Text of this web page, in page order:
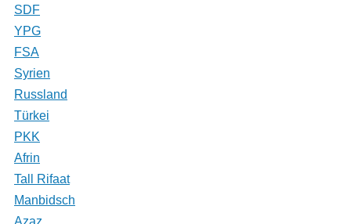
SDF
YPG
FSA
Syrien
Russland
Türkei
PKK
Afrin
Tall Rifaat
Manbidsch
Azaz